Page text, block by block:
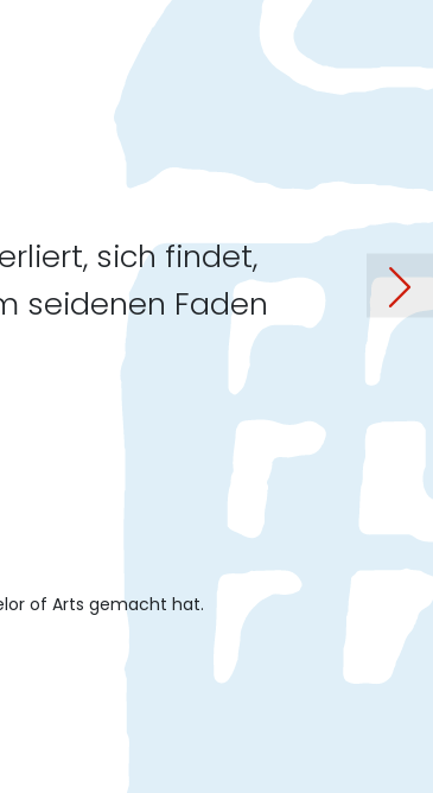
sich findet,
seidenen Faden
of Arts gemacht hat.
„Doppelspur"